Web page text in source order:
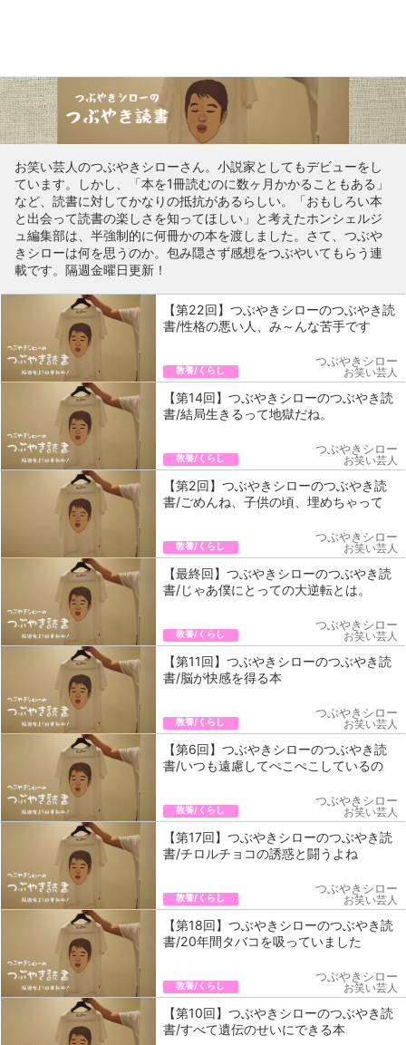
お笑い芸人のつぶやきシローさん。小説家としてもデビューをし
ています。しかし、「本を1冊読むのに数ヶ月かかることもある」
など、読書に対してかなりの抵抗があるらしい。「おもしろい本
と出会って読書の楽しさを知ってほしい」と考えたホンシェルジ
ュ編集部は、半強制的に何冊かの本を渡しました。さて、つぶや
きシローは何を思うのか。包み隠さず感想をつぶやいてもらう連
載です。隔週金曜日更新！
【第22回】つぶやきシローのつぶやき読
書/性格の悪い人、み～んな苦手です
教養/くらし
つぶやきシロー
お笑い芸人
【第14回】つぶやきシローのつぶやき読
書/結局生きるって地獄だね。
教養/くらし
つぶやきシロー
お笑い芸人
【第2回】つぶやきシローのつぶやき読
書/ごめんね、子供の頃、埋めちゃって
教養/くらし
つぶやきシロー
お笑い芸人
【最終回】つぶやきシローのつぶやき読
書/じゃあ僕にとっての大逆転とは。
教養/くらし
つぶやきシロー
お笑い芸人
【第11回】つぶやきシローのつぶやき読
書/脳が快感を得る本
教養/くらし
つぶやきシロー
お笑い芸人
【第6回】つぶやきシローのつぶやき読
書/いつも遠慮してぺこぺこしているの
教養/くらし
つぶやきシロー
お笑い芸人
【第17回】つぶやきシローのつぶやき読
書/チロルチョコの誘惑と闘うよね
教養/くらし
つぶやきシロー
お笑い芸人
【第18回】つぶやきシローのつぶやき読
書/20年間タバコを吸っていました
教養/くらし
つぶやきシロー
お笑い芸人
【第10回】つぶやきシローのつぶやき読
書/すべて遺伝のせいにできる本